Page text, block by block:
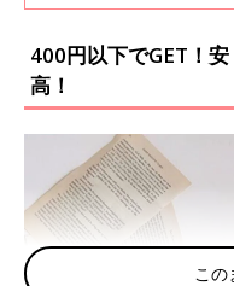
にピッ
400円以下でGET！
高！
この